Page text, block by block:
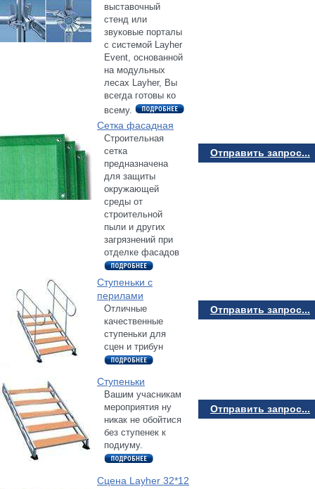
выставочный
стенд или
звуковые порталы
с системой Layher
Event, основанной
на модульных
лесах Layher, Вы
всегда готовы ко
всему.
Сетка фасадная
Строительная
сетка
предназначена
для защиты
окружающей
среды от
строительной
пыли и других
загрязнений при
отделке фасадов
Отправить запрос...
Ступеньки с
перилами
Отличные
качественные
ступеньки для
сцен и трибун
Отправить запрос...
Ступеньки
Вашим учасникам
мероприятия ну
никак не обойтися
без ступенек к
подиуму.
Отправить запрос...
Сцена Layher 32*12